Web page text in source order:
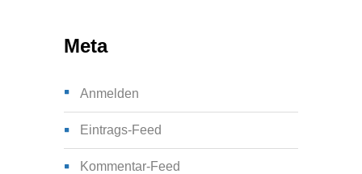
Meta
Anmelden
Eintrags-Feed
Kommentar-Feed